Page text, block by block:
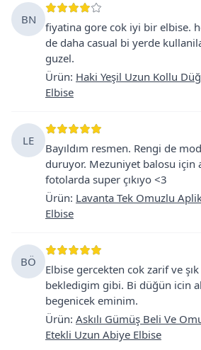
BN
fiyatina gore cok iyi bir elbise.
de daha casual bi yerde
guzel.
Ürün: Haki Yeşil Uzun Kollu
Elbise
LE
Bayıldım resmen. Rengi de
duruyor. Mezuniyet balosu için
fotolarda super çıkıyo <3
Ürün: Lavanta Tek Omuzlu
Elbise
BÖ
Elbise gercekten cok zarif ve
bekledigim gibi. Bi düğün icin
begenicek eminim.
Ürün: Askılı Gümüş Beli Ve
Etekli Uzun Abiye Elbise